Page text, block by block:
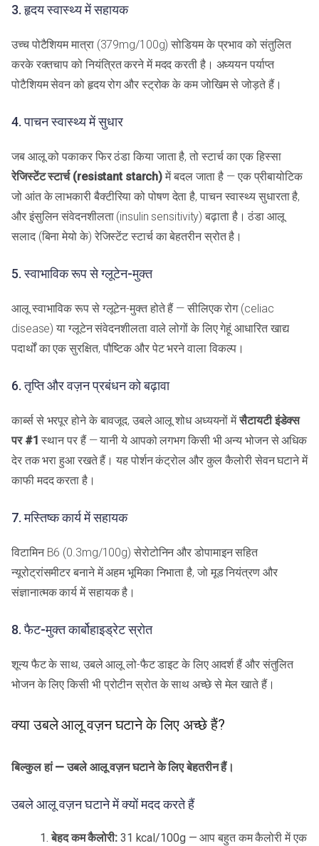
3. हृदय स्वास्थ्य में सहायक
उच्च पोटैशियम मात्रा (379mg/100g) सोडियम के प्रभाव को संतुलित
करके रक्तचाप को नियंत्रित करने में मदद करती है। अध्ययन पर्याप्त
पोटैशियम सेवन को हृदय रोग और स्ट्रोक के कम जोखिम से जोड़ते हैं।
4. पाचन स्वास्थ्य में सुधार
जब आलू को पकाकर फिर ठंडा किया जाता है, तो स्टार्च का एक हिस्सा
रेजिस्टेंट स्टार्च (resistant starch) में बदल जाता है — एक प्रीबायोटिक
जो आंत के लाभकारी बैक्टीरिया को पोषण देता है, पाचन स्वास्थ्य सुधारता है,
और इंसुलिन संवेदनशीलता (insulin sensitivity) बढ़ाता है। ठंडा आलू
सलाद (बिना मेयो के) रेजिस्टेंट स्टार्च का बेहतरीन स्रोत है।
5. स्वाभाविक रूप से ग्लूटेन-मुक्त
आलू स्वाभाविक रूप से ग्लूटेन-मुक्त होते हैं — सीलिएक रोग (celiac
disease) या ग्लूटेन संवेदनशीलता वाले लोगों के लिए गेहूं आधारित खाद्य
पदार्थों का एक सुरक्षित, पौष्टिक और पेट भरने वाला विकल्प।
6. तृप्ति और वज़न प्रबंधन को बढ़ावा
कार्ब्स से भरपूर होने के बावजूद, उबले आलू शोध अध्ययनों मेंसैटायटी इंडेक्स
पर #1 स्थान पर हैं — यानी ये आपको लगभग किसी भी अन्य भोजन से अधिक
देर तक भरा हुआ रखते हैं। यह पोर्शन कंट्रोल और कुल कैलोरी सेवन घटाने में
काफी मदद करता है।
7. मस्तिष्क कार्य में सहायक
विटामिन B6 (0.3mg/100g) सेरोटोनिन और डोपामाइन सहित
न्यूरोट्रांसमीटर बनाने में अहम भूमिका निभाता है, जो मूड नियंत्रण और
संज्ञानात्मक कार्य में सहायक है।
8. फैट-मुक्त कार्बोहाइड्रेट स्रोत
शून्य फैट के साथ, उबले आलू लो-फैट डाइट के लिए आदर्श हैं और संतुलित
भोजन के लिए किसी भी प्रोटीन स्रोत के साथ अच्छे से मेल खाते हैं।
क्या उबले आलू वज़न घटाने के लिए अच्छे हैं?
बिल्कुल हां — उबले आलू वज़न घटाने के लिए बेहतरीन हैं।
उबले आलू वज़न घटाने में क्यों मदद करते हैं
बेहद कम कैलोरी:31 kcal/100g — आप बहुत कम कैलोरी में एक